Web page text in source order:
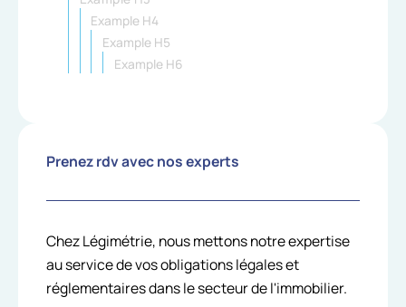
Example H4
Example H5
Example H6
Prenez rdv avec nos experts
Chez Légimétrie, nous mettons notre expertise
au service de vos obligations légales et
réglementaires dans le secteur de l'immobilier.